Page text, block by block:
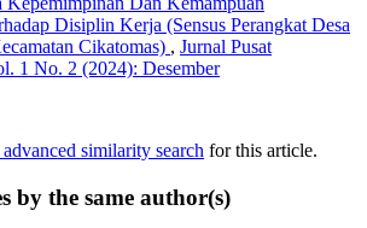
Disiplin Kerja (Sensus Perangkat Desa
Cikatomas) , Jurnal Pusat
1 No. 2 (2024): Desember
advanced similarity search for this article.
by the same author(s)